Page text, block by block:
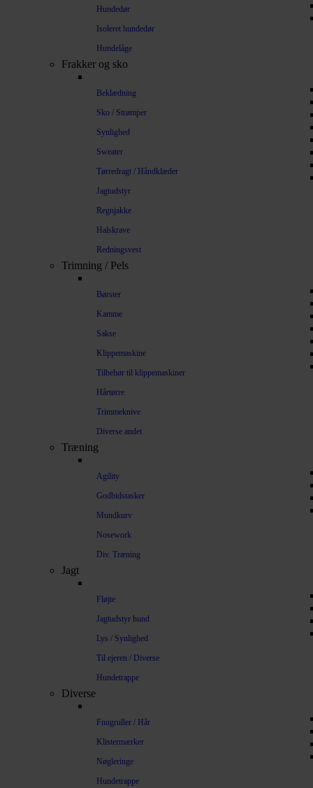
Hundedør
Isoleret hundedør
Hundelåge
Frakker og sko
Beklædning
Sko / Strømper
Synlighed
Sweater
Tørredragt / Håndklæder
Jagtudstyr
Regnjakke
Halskrave
Redningsvest
Trimning / Pels
Børster
Kamme
Sakse
Klippemaskine
Tilbehør til klippemaskiner
Hårtørre
Trimmeknive
Diverse andet
Træning
Agility
Godbidstasker
Mundkurv
Nosework
Div. Træning
Jagt
Fløjte
Jagtudstyr hund
Lys / Synlighed
Til ejeren / Diverse
Hundetrappe
Diverse
Fnugruller / Hår
Klistermærker
Nøgleringe
Hundetrappe